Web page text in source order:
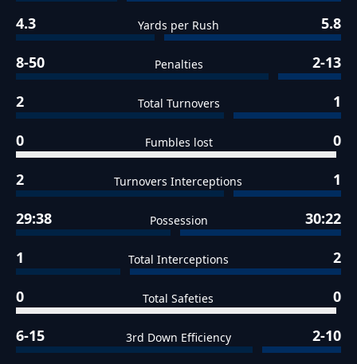
4.3 Yards per Rush 5.8
8-50 Penalties 2-13
2 Total Turnovers 1
0 Fumbles lost 0
2 Turnovers Interceptions 1
29:38 Possession 30:22
1 Total Interceptions 2
0 Total Safeties 0
6-15 3rd Down Efficiency 2-10